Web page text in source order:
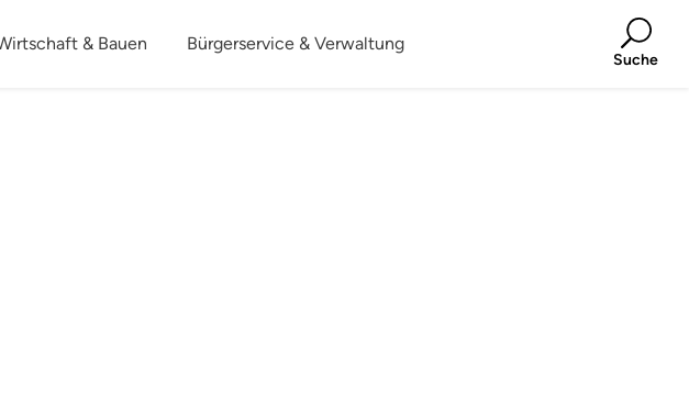
& Bauen Bürgerservice & Verwaltung
Suche